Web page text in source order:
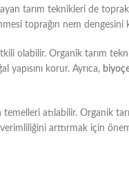
tarım teknikleri de
toprağın nem dengesini
olabilir. Organik tarım
korur. Ayrıca,
atılabilir. Organik
arttırmak için